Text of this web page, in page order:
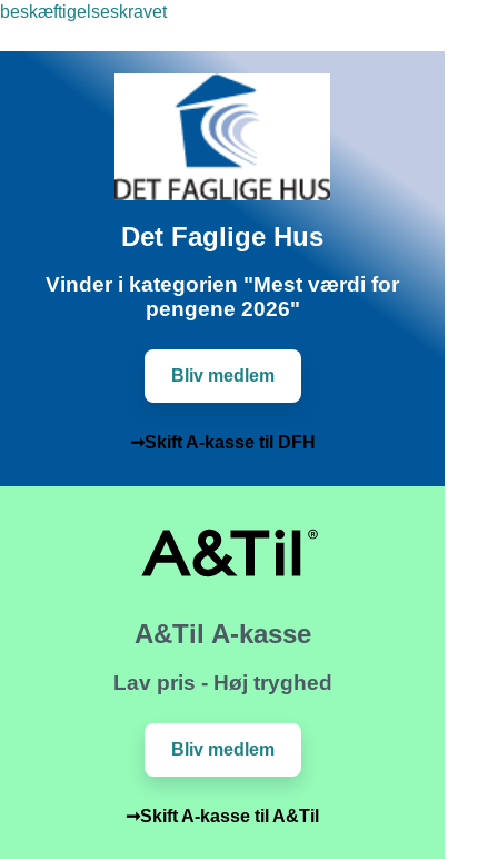
beskæftigelseskravet
Det Faglige Hus
Vinder i kategorien "Mest værdi for
pengene 2026"
Bliv medlem
➞Skift A-kasse til DFH
A&Til A-kasse
Lav pris - Høj tryghed
Bliv medlem
➞Skift A-kasse til A&Til